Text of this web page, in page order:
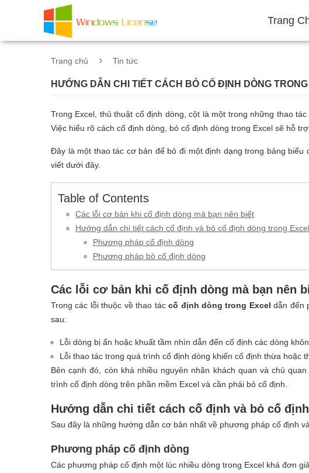
Trang
Trang chủ Tin tức
HƯỚNG DẪN CHI TIẾT CÁCH BỎ CỐ ĐỊNH DÒNG
Trong Excel, thủ thuật cố định dòng, cột là một trong những thao
Việc hiểu rõ cách cố định dòng, bỏ cố định dòng trong Excel sẽ hỗ
Đây là một thao tác cơ bản để bỏ đi một định dạng trong bảng
viết dưới đây.
Table of Contents
Các lỗi cơ bản khi cố định dòng mà bạn nên biết
Hướng dẫn chi tiết cách cố định và bỏ cố định dòng trong Excel
Phương pháp cố định dòng
Phương pháp bỏ cố định dòng
Các lỗi cơ bản khi cố định dòng mà bạn nên
Trong các lỗi thuộc về thao táccố định dòng trong Exceldẫn đến
sau:
Lỗi dòng bị ẩn hoặc khuất tầm nhìn dẫn đến cố định các dòng
Lỗi thao tác trong quá trình cố định dòng khiến cố định thừa hoặc
Bên cạnh đó, còn khá nhiều nguyên nhân khách quan và chủ
trình cố định dòng trên phần mềm Excel và cần phải bỏ cố định.
Hướng dẫn chi tiết cách cố định và bỏ cố
Sau đây là những hướng dẫn cơ bản nhất về phương pháp cố định
Phương pháp cố định dòng
Các phương pháp cố định một lúc nhiều dòng trong Excel khá đơn